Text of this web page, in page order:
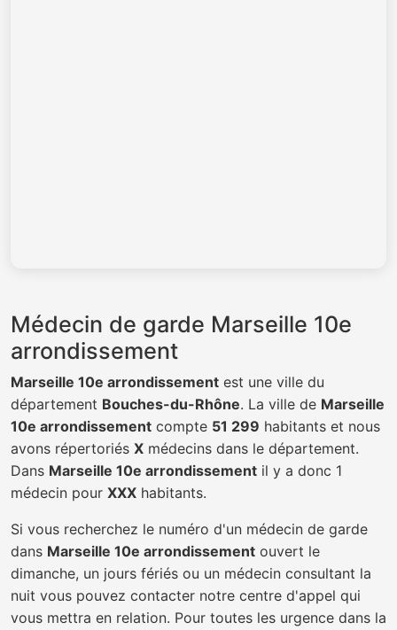
Médecin de garde Marseille 10e
arrondissement
Marseille 10e arrondissement est une ville du
département Bouches-du-Rhône. La ville de Marseille
10e arrondissement compte 51 299 habitants et nous
avons répertoriés X médecins dans le département.
Dans Marseille 10e arrondissement il y a donc 1
médecin pour XXX habitants.
Si vous recherchez le numéro d'un médecin de garde
dans Marseille 10e arrondissement ouvert le
dimanche, un jours fériés ou un médecin consultant la
nuit vous pouvez contacter notre centre d'appel qui
vous mettra en relation. Pour toutes les urgence dans la